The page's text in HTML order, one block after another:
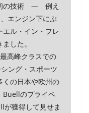
初の技術 ― 例え
エンジン下にぶ
ル・イン・フレ
した。
高峰クラスでの
ング・スポーツ
くの日本や欧州の
Buellのプライベ
が獲得して見せま